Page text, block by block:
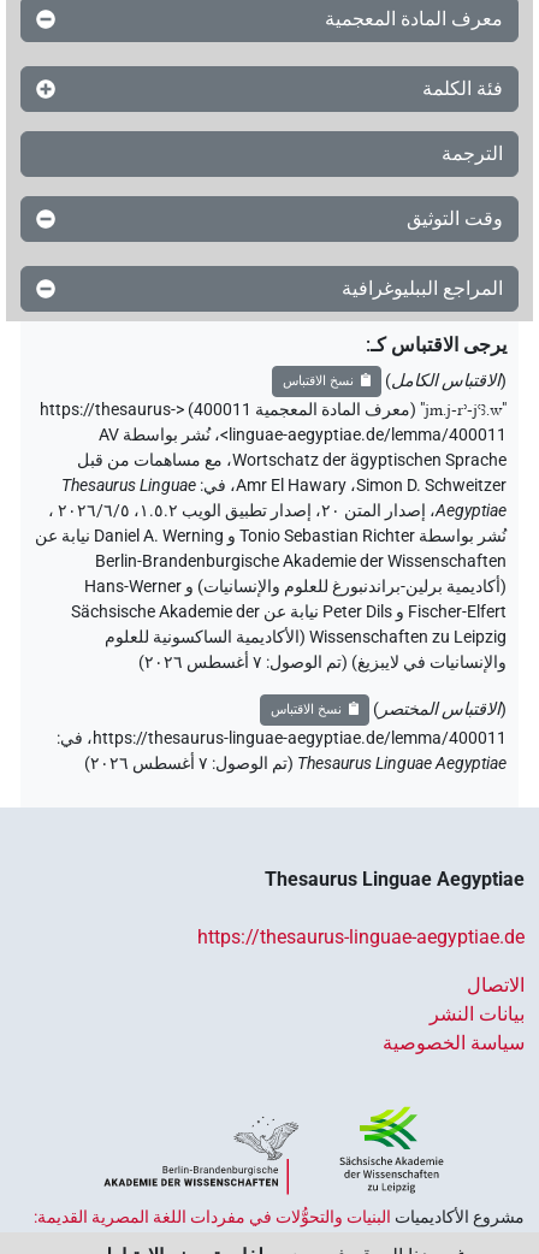
معرف المادة المعجمية
فئة الكلمة
الترجمة
وقت التوثيق
المراجع الببليوغرافية
يرجى الاقتباس كـ:
(الاقتباس الكامل) نسخ الاقتباس
"
jm.j-rʾ-jꜥꜣ.w
"
(معرف المادة المعجمية 400011) <https://thesaurus-
linguae-aegyptiae.de/lemma/400011>
،
نُشر بواسطة AV
Wortschatz der ägyptischen Sprache، مع مساهمات من قبل
Simon D. Schweitzer، Amr El Hawary، في:
Thesaurus Linguae
Aegyptiae،
إصدار المتن ٢٠، إصدار تطبيق الويب ۱.٥.٢، ٢٠٢٦/٦/٥ ،
نُشر بواسطة Tonio Sebastian Richter و Daniel A. Werning نيابة عن
Berlin-Brandenburgische Akademie der Wissenschaften
(أكاديمية برلين-براندنبورغ للعلوم والإنسانيات) و Hans-Werner
Fischer-Elfert و Peter Dils نيابة عن Sächsische Akademie der
Wissenschaften zu Leipzig (الأكاديمية الساكسونية للعلوم
والإنسانيات في لايبزيغ) (تم الوصول: ٧ أغسطس ٢٠٢٦ )
(الاقتباس المختصر ) نسخ الاقتباس
https://thesaurus-linguae-aegyptiae.de/lemma/400011، في:
Thesaurus Linguae Aegyptiae
(تم الوصول: ٧ أغسطس ٢٠٢٦ )
Thesaurus Linguae Aegyptiae
https://thesaurus-linguae-aegyptiae.de
الاتصال
بيانات النشر
سياسة الخصوصية
مشروع الأكاديميات ‏ البنيات والتحوُّلات في مفردات اللغة المصرية القديمة: